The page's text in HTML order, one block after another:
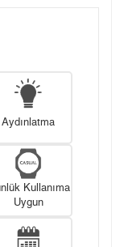
Aydınlatma
Kullanıma
Uygun